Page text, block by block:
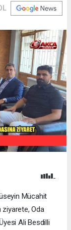
Mücahit
ziyarete, Oda
Ali Besdilli